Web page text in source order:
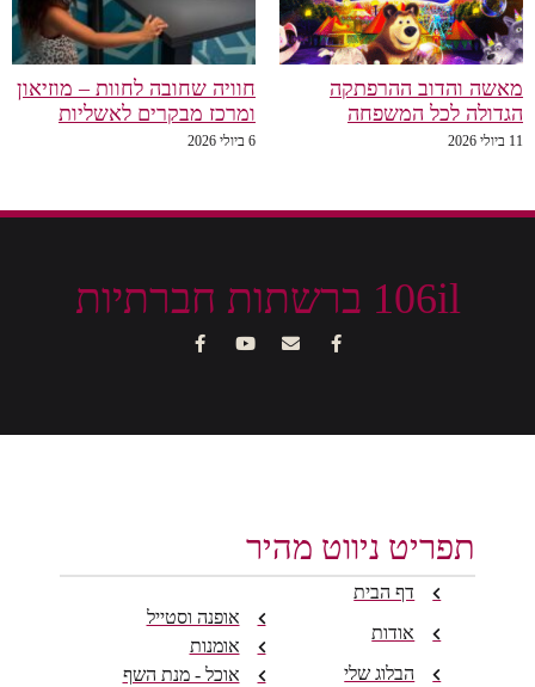
מאשה והדוב ההרפתקה
הגדולה לכל המשפחה
11 ביולי 2026
חוויה שחובה לחוות – מוזיאון
ומרכז מבקרים לאשליות
6 ביולי 2026
106il ברשתות חברתיות
תפריט ניווט מהיר
דף הבית
אודות
הבלוג שלי
אופנה וסטייל
אומנות
אוכל - מנת השף